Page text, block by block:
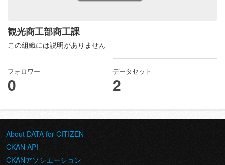
観光商工部商工課
この組織には説明がありません
フォロワー
0
データセット
2
About DATA for CITIZEN
CKAN API
CKANアソシエーション